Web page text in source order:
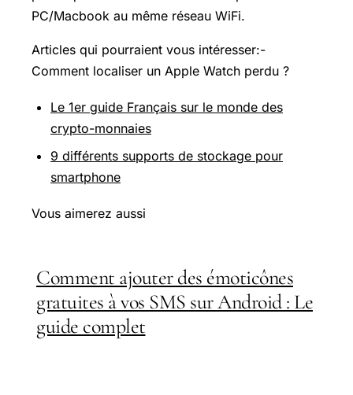
PC/Macbook au même réseau WiFi.
Articles qui pourraient vous intéresser:-
Comment localiser un Apple Watch perdu ?
Le 1er guide Français sur le monde des
crypto-monnaies
9 différents supports de stockage pour
smartphone
Vous aimerez aussi
Comment ajouter des émoticônes
gratuites à vos SMS sur Android : Le
guide complet